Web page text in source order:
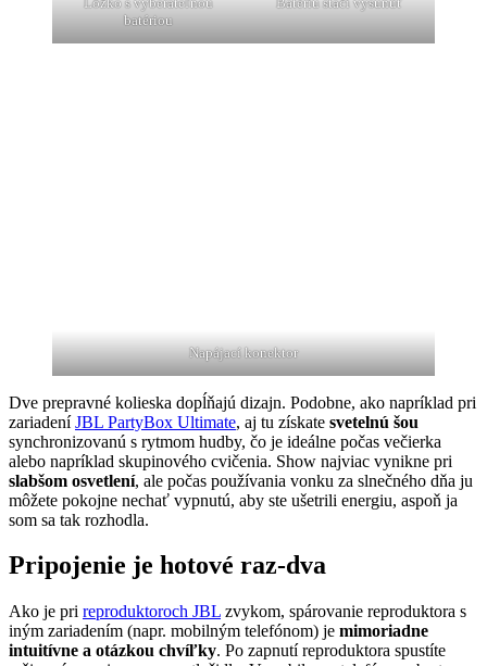
batériou
Napájací konektor
Dve prepravné kolieska dopĺňajú dizajn. Podobne, ako napríklad pri
zariadeníJBL PartyBox Ultimate, aj tu získate svetelnú šou
synchronizovanú s rytmom hudby, čo je ideálne počas večierka
alebo napríklad skupinového cvičenia. Show najviac vynikne pri
slabšom osvetlení, ale počas používania vonku za slnečného dňa ju
môžete pokojne nechať vypnutú, aby ste ušetrili energiu, aspoň ja
som sa tak rozhodla.
Pripojenie je hotové raz-dva
Ako je pri reproduktoroch JBL zvykom, spárovanie reproduktora s
iným zariadením (napr. mobilným telefónom) je mimoriadne
intuitívne a otázkou chvíľky. Po zapnutí reproduktora spustíte